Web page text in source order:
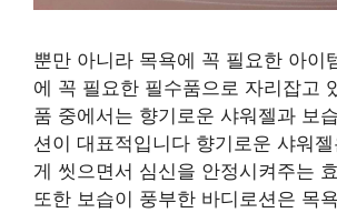
뿐만 아니라 목욕에 꼭 필요한 아이
에 꼭 필요한 필수품으로 자리잡고
품 중에서는 향기로운 샤워젤과 보
션이 대표적입니다 향기로운 샤워
게 씻으면서 심신을 안정시켜주는
또한 보습이 풍부한 바디로션은 목